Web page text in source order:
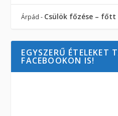
Árpád - Csülök főzése – főtt
EGYSZERŰ ÉTELEKET
FACEBOOKON IS!